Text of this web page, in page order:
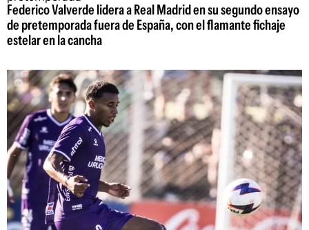
Federico Valverde lidera a Real Madrid en su segundo ensayo
de pretemporada fuera de España, con el flamante fichaje
estelar en la cancha